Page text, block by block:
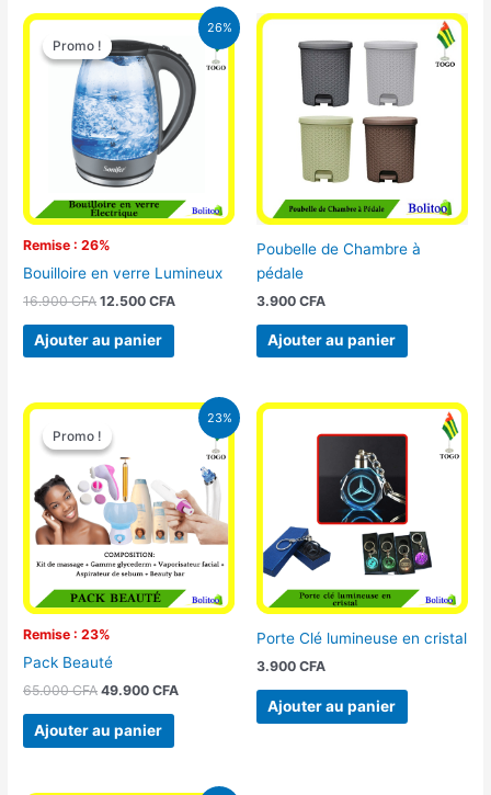
26%
Promo !
Remise : 26%
Promo !
Bouilloire en verre Lumineux
16.900CFA
Le
prix
initial
16.900 CFA.
12.500CFA
Le
prix
actuel
est :
12.500 CFA.
Ajouter au panier
Poubelle de Chambre à
pédale
3.900 CFA
Ajouter au panier
23%
Promo !
Remise : 23%
Promo !
Pack Beauté
65.000CFA
Le
prix
initial
était :
65.000 CFA.
49.900CFA
Le
prix
actuel
est :
49.900 CFA.
Ajouter au panier
Porte Clé lumineuse en cristal
3.900 CFA
Ajouter au panier